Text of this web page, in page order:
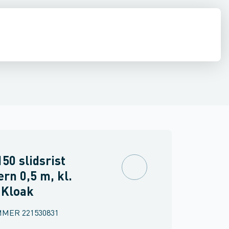
slidsrist
0,5 m, kl.
Kloak
221530831